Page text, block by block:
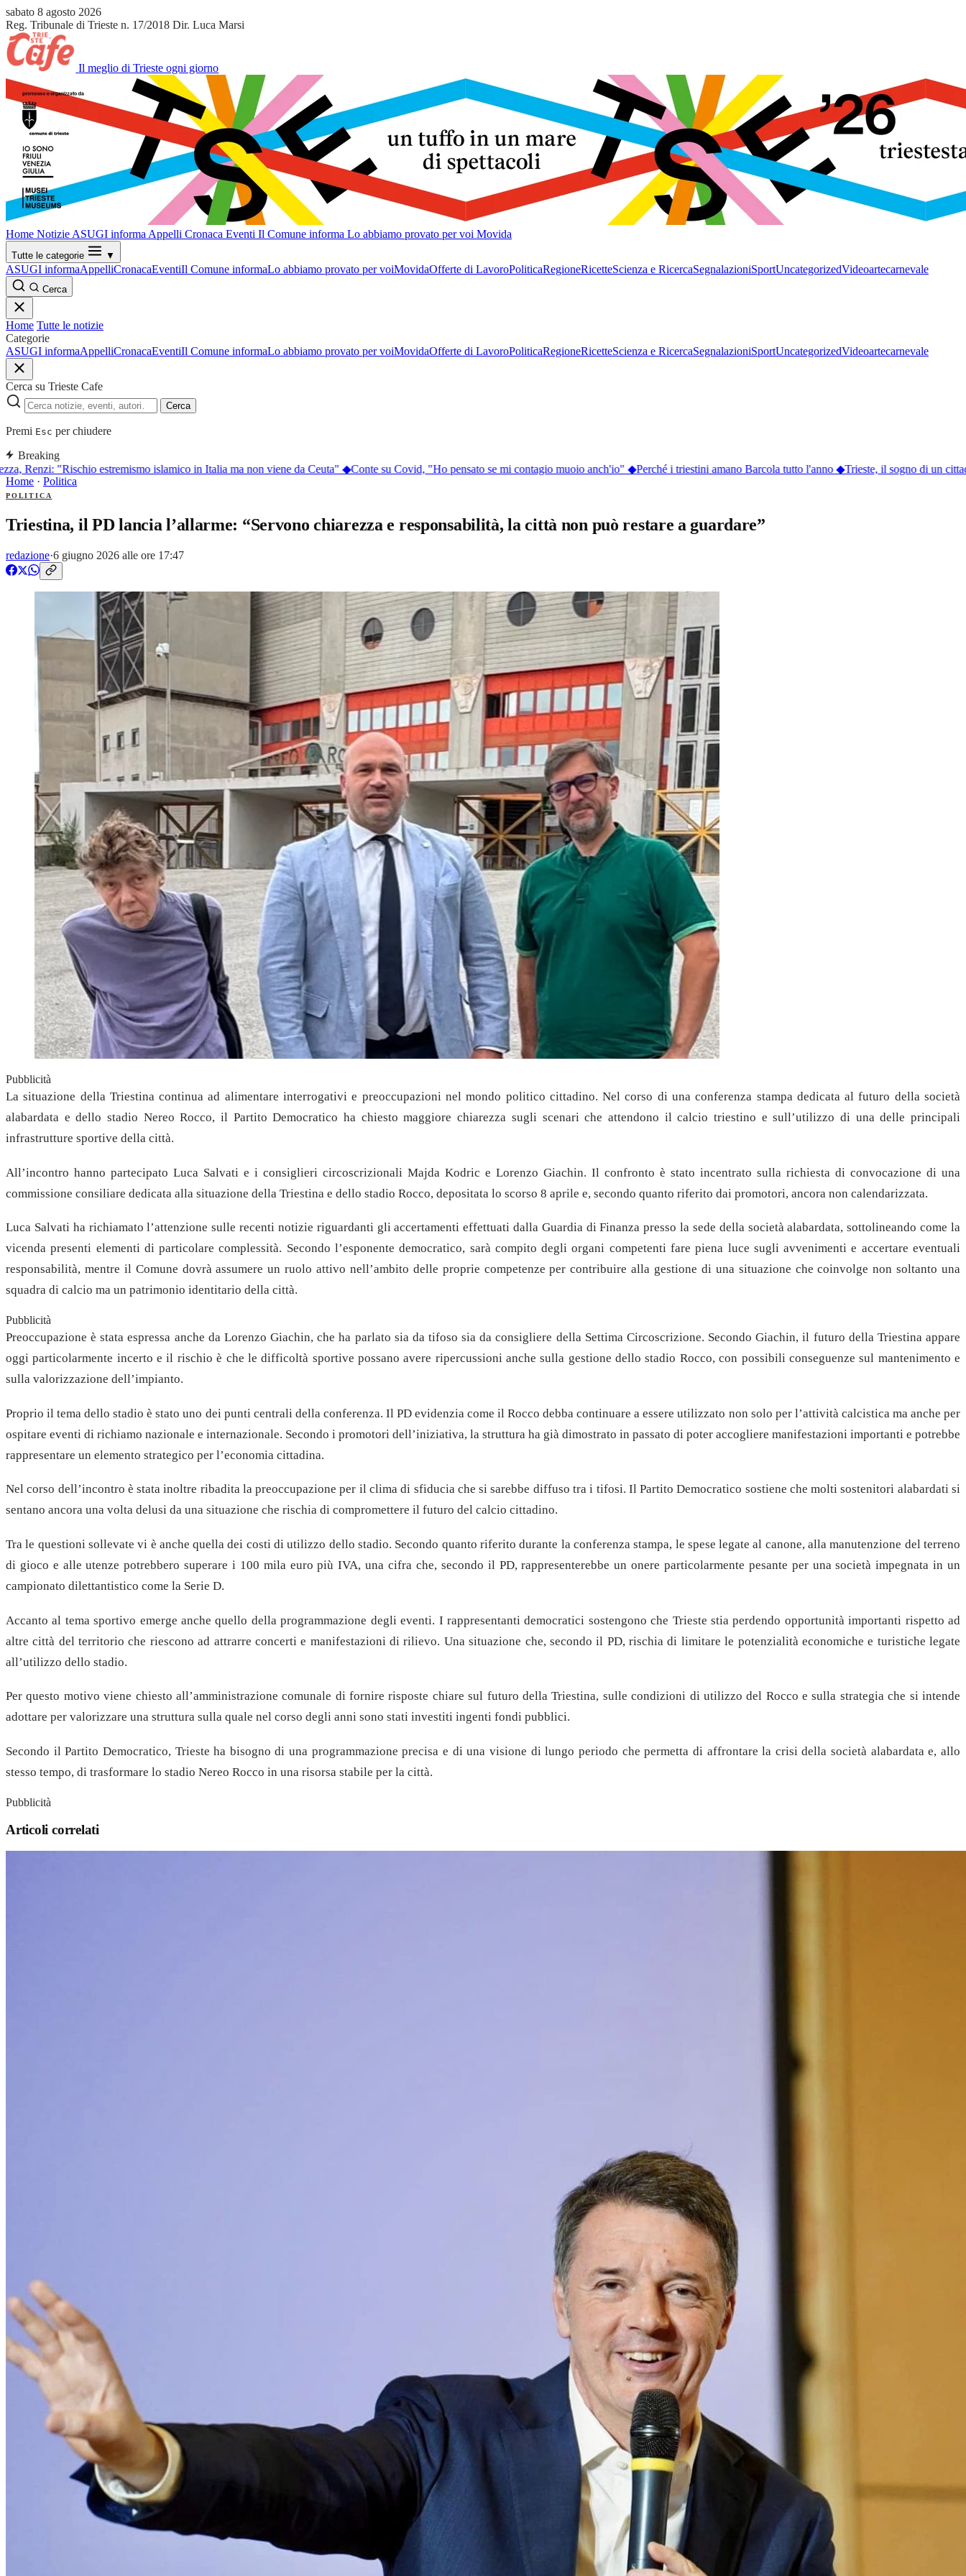
sabato 8 agosto 2026
Reg. Tribunale di Trieste n. 17/2018 Dir. Luca Marsi
Il meglio di Trieste ogni giorno
Home Notizie ASUGI informa Appelli Cronaca Eventi Il Comune informa Lo abbiamo provato per voi Movida
Tutte le categorie ▼
ASUGI informaAppelliCronacaEventiIl Comune informaLo abbiamo provato per voiMovidaOfferte di LavoroPoliticaRegioneRicetteScienza e RicercaSegnalazioniSportUncategorizedVideoartecarnevale
Cerca
Home Tutte le notizie
Categorie
ASUGI informaAppelliCronacaEventiIl Comune informaLo abbiamo provato per voiMovidaOfferte di LavoroPoliticaRegioneRicetteScienza e RicercaSegnalazioniSportUncategorizedVideoartecarnevale
Cerca su Trieste Cafe
Cerca
Premi Esc per chiudere
Breaking
Renzi: "Rischio estremismo islamico in Italia ma non viene da Ceuta"◆ Conte su Covid, "Ho pensato se mi contagio muoio anch'io"◆ Perché i triestini amano Barcola tutto l'anno◆Trieste, il sogno di un
Home · Politica
POLITICA
Triestina, il PD lancia l’allarme: “Servono chiarezza e responsabilità, la città non può restare a guardare”
redazione·6 giugno 2026 alle ore 17:47
Pubblicità
La situazione della Triestina continua ad alimentare interrogativi e preoccupazioni nel mondo politico cittadino. Nel corso di una conferenza stampa dedicata al futuro della società
alabardata e dello stadio Nereo Rocco, il Partito Democratico ha chiesto maggiore chiarezza sugli scenari che attendono il calcio triestino e sull’utilizzo di una delle principali
infrastrutture sportive della città.
All’incontro hanno partecipato Luca Salvati e i consiglieri circoscrizionali Majda Kodric e Lorenzo Giachin. Il confronto è stato incentrato sulla richiesta di convocazione di una
commissione consiliare dedicata alla situazione della Triestina e dello stadio Rocco, depositata lo scorso 8 aprile e, secondo quanto riferito dai promotori, ancora non calendarizzata.
Luca Salvati ha richiamato l’attenzione sulle recenti notizie riguardanti gli accertamenti effettuati dalla Guardia di Finanza presso la sede della società alabardata, sottolineando come la
vicenda presenti elementi di particolare complessità. Secondo l’esponente democratico, sarà compito degli organi competenti fare piena luce sugli avvenimenti e accertare eventuali
responsabilità, mentre il Comune dovrà assumere un ruolo attivo nell’ambito delle proprie competenze per contribuire alla gestione di una situazione che coinvolge non soltanto una
squadra di calcio ma un patrimonio identitario della città.
Pubblicità
Preoccupazione è stata espressa anche da Lorenzo Giachin, che ha parlato sia da tifoso sia da consigliere della Settima Circoscrizione. Secondo Giachin, il futuro della Triestina appare
oggi particolarmente incerto e il rischio è che le difficoltà sportive possano avere ripercussioni anche sulla gestione dello stadio Rocco, con possibili conseguenze sul mantenimento e
sulla valorizzazione dell’impianto.
Proprio il tema dello stadio è stato uno dei punti centrali della conferenza. Il PD evidenzia come il Rocco debba continuare a essere utilizzato non solo per l’attività calcistica ma anche per
ospitare eventi di richiamo nazionale e internazionale. Secondo i promotori dell’iniziativa, la struttura ha già dimostrato in passato di poter accogliere manifestazioni importanti e potrebbe
rappresentare un elemento strategico per l’economia cittadina.
Nel corso dell’incontro è stata inoltre ribadita la preoccupazione per il clima di sfiducia che si sarebbe diffuso tra i tifosi. Il Partito Democratico sostiene che molti sostenitori alabardati si
sentano ancora una volta delusi da una situazione che rischia di compromettere il futuro del calcio cittadino.
Tra le questioni sollevate vi è anche quella dei costi di utilizzo dello stadio. Secondo quanto riferito durante la conferenza stampa, le spese legate al canone, alla manutenzione del terreno
di gioco e alle utenze potrebbero superare i 100 mila euro più IVA, una cifra che, secondo il PD, rappresenterebbe un onere particolarmente pesante per una società impegnata in un
campionato dilettantistico come la Serie D.
Accanto al tema sportivo emerge anche quello della programmazione degli eventi. I rappresentanti democratici sostengono che Trieste stia perdendo opportunità importanti rispetto ad
altre città del territorio che riescono ad attrarre concerti e manifestazioni di rilievo. Una situazione che, secondo il PD, rischia di limitare le potenzialità economiche e turistiche legate
all’utilizzo dello stadio.
Per questo motivo viene chiesto all’amministrazione comunale di fornire risposte chiare sul futuro della Triestina, sulle condizioni di utilizzo del Rocco e sulla strategia che si intende
adottare per valorizzare una struttura sulla quale nel corso degli anni sono stati investiti ingenti fondi pubblici.
Secondo il Partito Democratico, Trieste ha bisogno di una programmazione precisa e di una visione di lungo periodo che permetta di affrontare la crisi della società alabardata e, allo
stesso tempo, di trasformare lo stadio Nereo Rocco in una risorsa stabile per la città.
Pubblicità
Articoli correlati